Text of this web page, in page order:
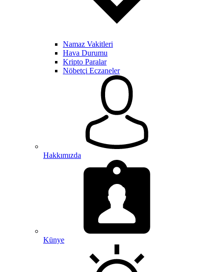
Namaz Vakitleri
Hava Durumu
Kripto Paralar
Nöbetçi Eczaneler
Hakkımızda
Künye